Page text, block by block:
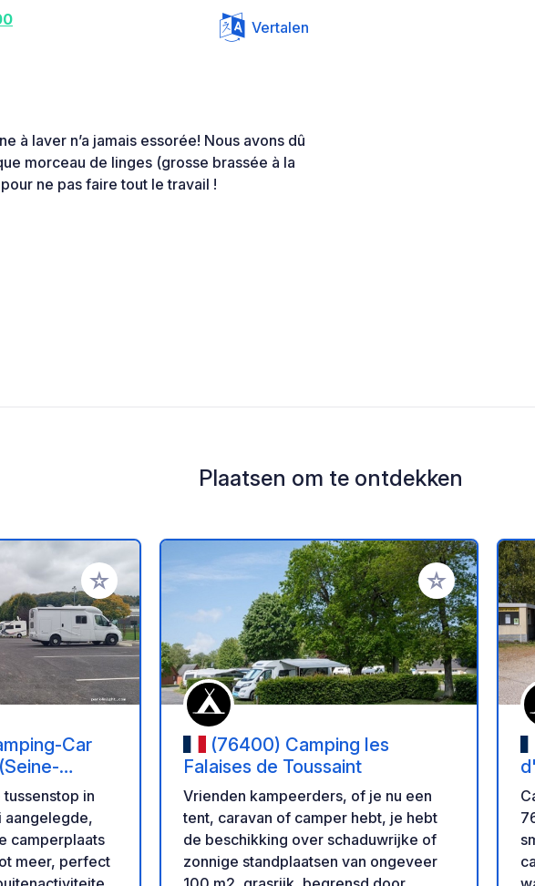
Vertalen
à laver n’a jamais essorée! Nous avons dû
morceau de linges (grosse brassée à la
ne pas faire tout le travail !
Plaatsen om te ontdekken
Voeg toe aan je favorieten
Car
et Cadre
in
aangelegde,
camperplaats
meer, perfect
Voeg toe aan je
(76400) Camping les
Falaises de Toussaint
Vrienden kampeerders, of je nu een
tent, caravan of camper hebt, je hebt
de beschikking over schaduwrijke of
zonnige standplaatsen van ongeveer